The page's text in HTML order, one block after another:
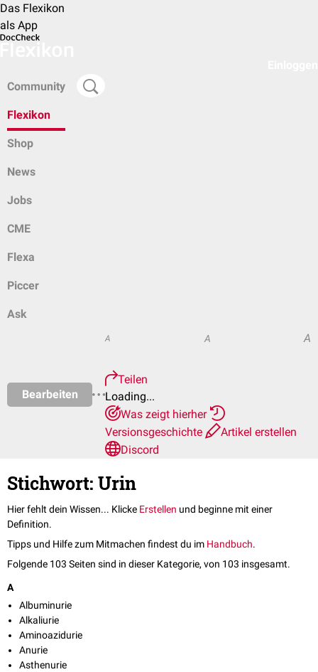
Das Flexikon
als App
Community
Flexikon
Shop
News
Jobs
CME
Flexa
Piccer
Ask
Bearbeiten
A A A
Teilen
Loading...
Was zeigt hierher
Versionsgeschichte
Artikel erstellen
Discord
Stichwort: Urin
Hier fehlt dein Wissen... Klicke Erstellen und beginne mit einer
Definition.
Tipps und Hilfe zum Mitmachen findest du im Handbuch.
Folgende 103 Seiten sind in dieser Kategorie, von 103 insgesamt.
A
Albuminurie
Alkaliurie
Aminoazidurie
Anurie
Asthenurie